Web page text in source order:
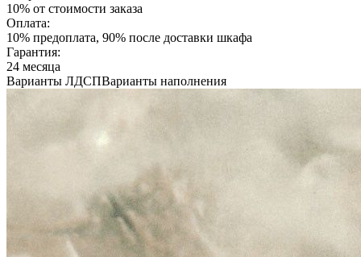
10% от стоимости заказа
Оплата:
10% предоплата, 90% после доставки шкафа
Гарантия:
24 месяца
Варианты ЛДСПВарианты наполнения